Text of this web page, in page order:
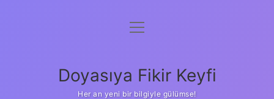
Anasayfa
Yasal Uyarı
menüyü
Doyasıya Fikir Keyfi
Her an yeni bir bilgiyle gülümse!